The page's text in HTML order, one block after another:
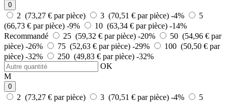
0
2 (73,27 € par pièce) 3 (70,51 € par pièce) -4%
5
(66,73 € par pièce) -9% 10 (63,34 € par pièce) -14%
Recommandé
25 (59,32 € par pièce) -20%
50 (54,96 € par
pièce) -26% 75 (52,63 € par pièce) -29%
100 (50,50 € par
pièce) -32% 250 (49,83 € par pièce) -32%
OK
M
0
2 (73,27 € par pièce) 3 (70,51 € par pièce) -4%
5